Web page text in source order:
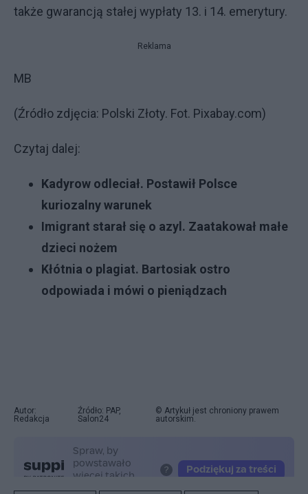
także gwarancją stałej wypłaty 13. i 14. emerytury.
Reklama
MB
(Źródło zdjęcia: Polski Złoty. Fot. Pixabay.com)
Czytaj dalej:
Kadyrow odleciał. Postawił Polsce
kuriozalny warunek
Imigrant starał się o azyl. Zaatakował małe
dzieci nożem
Kłótnia o plagiat. Bartosiak ostro
odpowiada i mówi o pieniądzach
Autor:
Redakcja
Źródło: PAP,
Salon24
© Artykuł jest chroniony prawem
autorskim.